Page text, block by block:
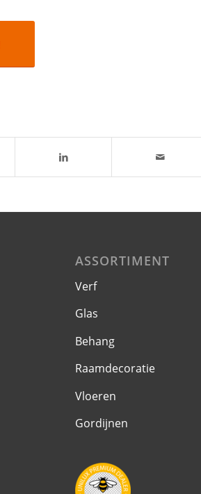
ASSORTIMENT
Verf
Glas
Behang
Raamdecoratie
Vloeren
Gordijnen